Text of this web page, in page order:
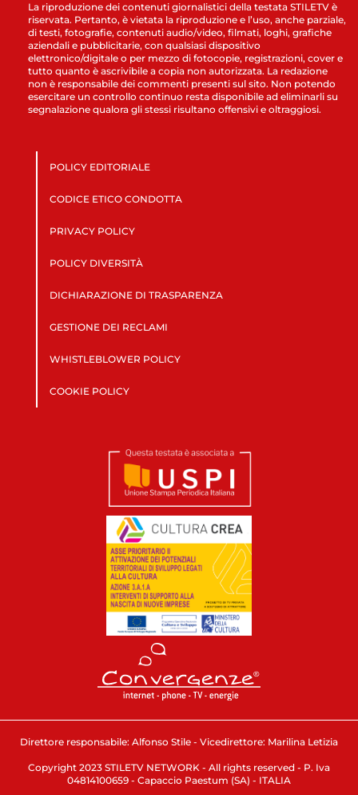
La riproduzione dei contenuti giornalistici della testata STILETV è
riservata. Pertanto, è vietata la riproduzione e l’uso, anche parziale,
di testi, fotografie, contenuti audio/video, filmati, loghi, grafiche
aziendali e pubblicitarie, con qualsiasi dispositivo
elettronico/digitale o per mezzo di fotocopie, registrazioni, cover e
tutto quanto è ascrivibile a copia non autorizzata. La redazione
non è responsabile dei commenti presenti sul sito. Non potendo
esercitare un controllo continuo resta disponibile ad eliminarli su
segnalazione qualora gli stessi risultano offensivi e oltraggiosi.
POLICY EDITORIALE
CODICE ETICO CONDOTTA
PRIVACY POLICY
POLICY DIVERSITÀ
DICHIARAZIONE DI TRASPARENZA
GESTIONE DEI RECLAMI
WHISTLEBLOWER POLICY
COOKIE POLICY
Direttore responsabile: Alfonso Stile - Vicedirettore: Marilina Letizia
Copyright 2023 STILETV NETWORK - All rights reserved - P. Iva
04814100659 - Capaccio Paestum (SA) - ITALIA